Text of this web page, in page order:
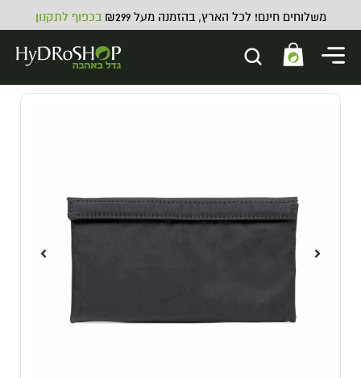
משלוחים חינם! לכל הארץ, בהזמנה מעל ₪299 בכפוף לתקנון
ATHENA Blended Line PK
₪218.00
+
ADD